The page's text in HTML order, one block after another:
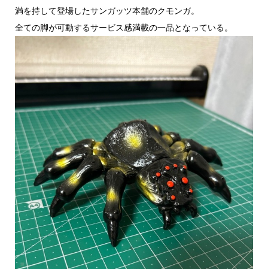
満を持して登場したサンガッツ本舗のクモンガ。
全ての脚が可動するサービス感満載の一品となっている。